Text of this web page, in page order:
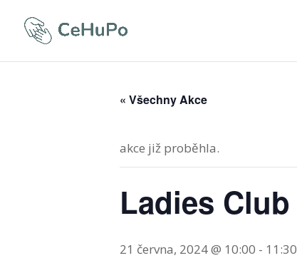
« Všechny Akce
akce již proběhla.
Ladies Club
21 června, 2024 @ 10:00 - 11:30